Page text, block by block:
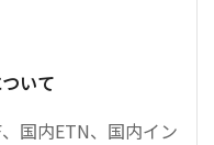
いて
国内ETN、国内イン